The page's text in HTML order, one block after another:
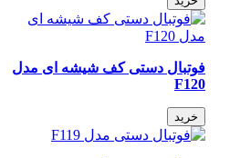
فوتبال دستی کف شیشه ای مدل